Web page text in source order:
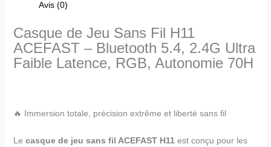
Avis (0)
Casque de Jeu Sans Fil H11
ACEFAST – Bluetooth 5.4, 2.4G Ultra
Faible Latence, RGB, Autonomie 70H
🔥 Immersion totale, précision extrême et liberté sans fil
Le casque de jeu sans fil ACEFAST H11 est conçu pour les